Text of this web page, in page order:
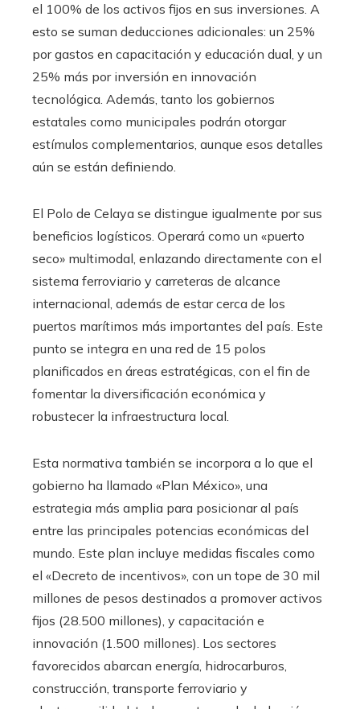
el 100% de los activos fijos en sus inversiones. A
esto se suman deducciones adicionales: un 25%
por gastos en capacitación y educación dual, y un
25% más por inversión en innovación
tecnológica. Además, tanto los gobiernos
estatales como municipales podrán otorgar
estímulos complementarios, aunque esos detalles
aún se están definiendo.
El Polo de Celaya se distingue igualmente por sus
beneficios logísticos. Operará como un «puerto
seco» multimodal, enlazando directamente con el
sistema ferroviario y carreteras de alcance
internacional, además de estar cerca de los
puertos marítimos más importantes del país. Este
punto se integra en una red de 15 polos
planificados en áreas estratégicas, con el fin de
fomentar la diversificación económica y
robustecer la infraestructura local.
Esta normativa también se incorpora a lo que el
gobierno ha llamado «Plan México», una
estrategia más amplia para posicionar al país
entre las principales potencias económicas del
mundo. Este plan incluye medidas fiscales como
el «Decreto de incentivos», con un tope de 30 mil
millones de pesos destinados a promover activos
fijos (28.500 millones), y capacitación e
innovación (1.500 millones). Los sectores
favorecidos abarcan energía, hidrocarburos,
construcción, transporte ferroviario y